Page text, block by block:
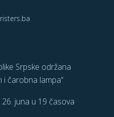
Srpske održana
i čarobna lampa“
26. juna u 19 časova